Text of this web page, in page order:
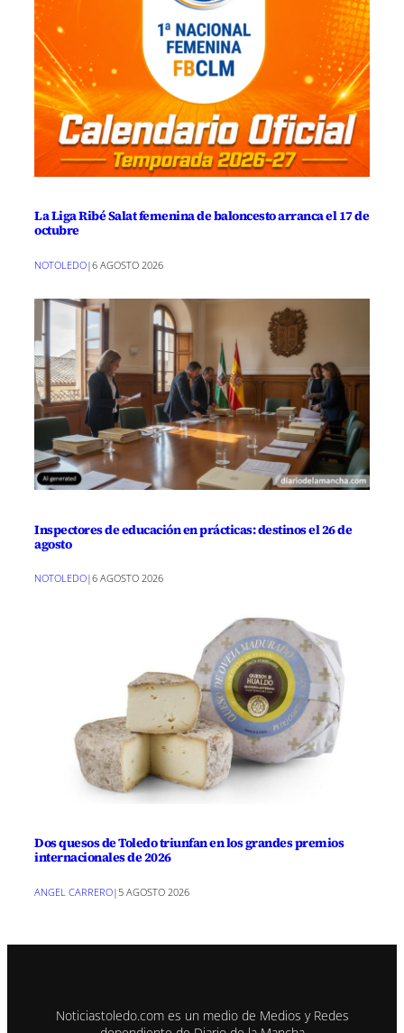
La Liga Ribé Salat femenina de baloncesto arranca el 17 de
octubre
NOTOLEDO|6 AGOSTO 2026
Inspectores de educación en prácticas: destinos el 26 de
agosto
NOTOLEDO|6 AGOSTO 2026
Dos quesos de Toledo triunfan en los grandes premios
internacionales de 2026
ANGEL CARRERO|5 AGOSTO 2026
Noticiastoledo.com es un medio de Medios y Redes